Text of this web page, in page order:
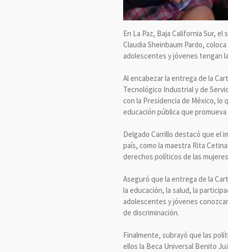
En La Paz, Baja California Sur,
Claudia Sheinbaum Pardo,
adolescentes y jóvenes tengan
Al encabezar la entrega de la
Tecnológico Industrial y de
con la Presidencia de México,
educación pública que
Delgado Carrillo destacó que el
país, como la maestra Rita
derechos políticos de las
Aseguró que la entrega de la
la educación, la salud, la
adolescentes y jóvenes
de discriminación.
Finalmente, subrayó que las
ellos la Beca Universal Benito